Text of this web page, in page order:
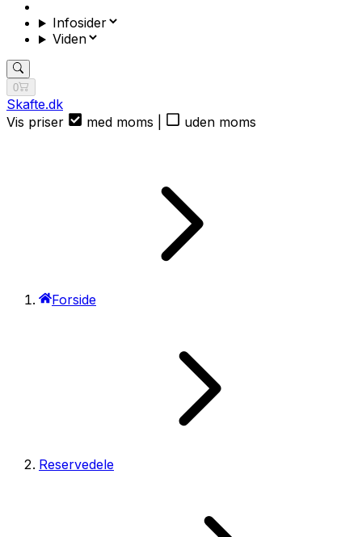
Infosider
Viden
0
Skafte.dk
Vis priser
med moms uden moms
Forside
Reservedele